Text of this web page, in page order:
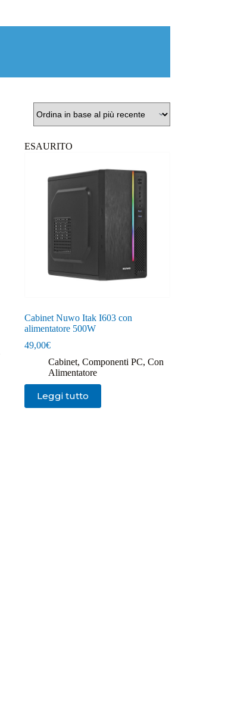
ESAURITO
Cabinet Nuwo Itak I603 con
alimentatore 500W
49,00€
Cabinet, Componenti PC, Con
Alimentatore
Leggi tutto